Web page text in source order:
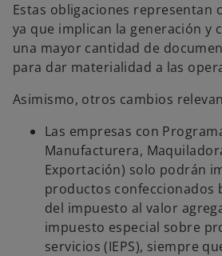
Estas obligaciones representan
ya que implican la generación y
una mayor cantidad de
para dar materialidad a las
Asimismo, otros cambios
Las empresas con
Manufacturera,
Exportación) solo podrán
productos confeccionados
del impuesto al valor
impuesto especial sobre
servicios (IEPS), siempre